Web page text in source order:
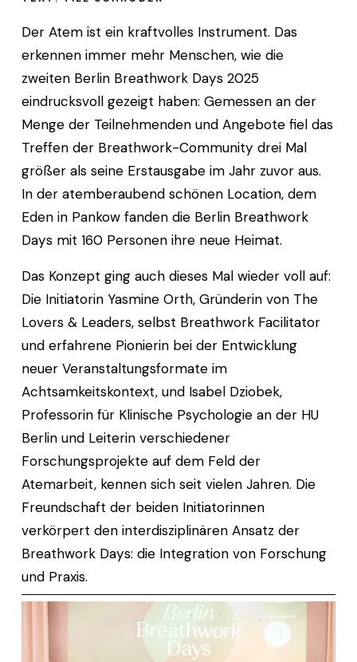
Der Atem ist ein kraftvolles Instrument. Das
erkennen immer mehr Menschen, wie die
zweiten Berlin Breathwork Days 2025
eindrucksvoll gezeigt haben: Gemessen an der
Menge der Teilnehmenden und Angebote fiel das
Treffen der Breathwork-Community drei Mal
größer als seine Erstausgabe im Jahr zuvor aus.
In der atemberaubend schönen Location, dem
Eden in Pankow fanden die Berlin Breathwork
Days mit 160 Personen ihre neue Heimat.
Das Konzept ging auch dieses Mal wieder voll auf:
Die Initiatorin Yasmine Orth, Gründerin von The
Lovers & Leaders, selbst Breathwork Facilitator
und erfahrene Pionierin bei der Entwicklung
neuer Veranstaltungsformate im
Achtsamkeitskontext, und Isabel Dziobek,
Professorin für Klinische Psychologie an der HU
Berlin und Leiterin verschiedener
Forschungsprojekte auf dem Feld der
Atemarbeit, kennen sich seit vielen Jahren. Die
Freundschaft der beiden Initiatorinnen
verkörpert den interdisziplinären Ansatz der
Breathwork Days: die Integration von Forschung
und Praxis.